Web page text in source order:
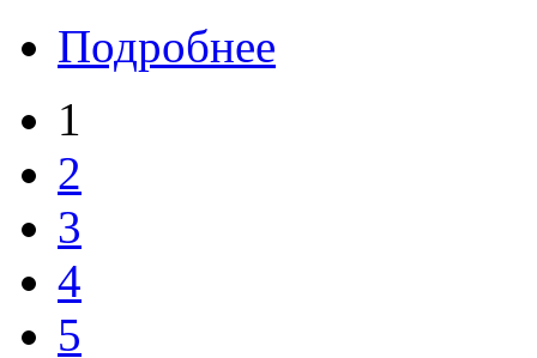
Подробнее
1
2
3
4
5